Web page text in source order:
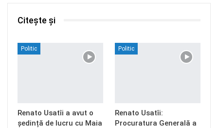
Citește și
Politic
Renato Usatîi a avut o
ședință de lucru cu Maia
Politic
Renato Usatîi:
Procuratura Generală a